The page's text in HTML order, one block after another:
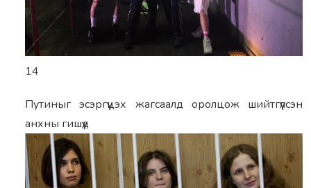
14
Путиныг эсэргүүцэх жагсаалд оролцож шийтгүүлсэн
анхны гишүүд